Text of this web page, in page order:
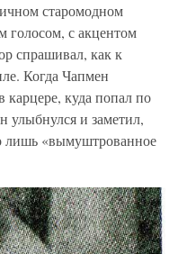
старомодном
голосом, с акцентом
спрашивал, как к
Когда Чапмен
карцере, куда попал по
улыбнулся и заметил,
лишь «вымуштрованное